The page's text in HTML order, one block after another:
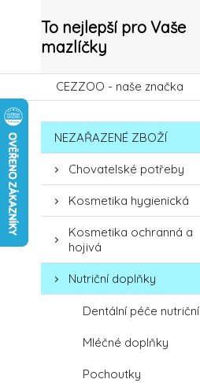
To nejlepší pro Vaše
mazlíčky
CEZZOO - naše značka
NEZAŘAZENÉ ZBOŽÍ
Chovatelské potřeby
Kosmetika hygienická
Kosmetika ochranná a
hojivá
Nutriční doplňky
Dentální péče nutriční
Mléčné doplňky
Pochoutky